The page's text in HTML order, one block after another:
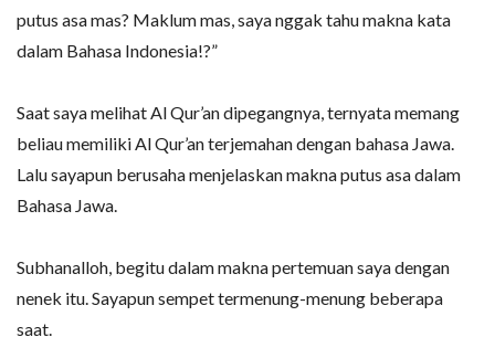
putus asa mas? Maklum mas, saya nggak tahu makna kata
dalam Bahasa Indonesia!?”
Saat saya melihat Al Qur’an dipegangnya, ternyata memang
beliau memiliki Al Qur’an terjemahan dengan bahasa Jawa.
Lalu sayapun berusaha menjelaskan makna putus asa dalam
Bahasa Jawa.
Subhanalloh, begitu dalam makna pertemuan saya dengan
nenek itu. Sayapun sempet termenung-menung beberapa
saat.